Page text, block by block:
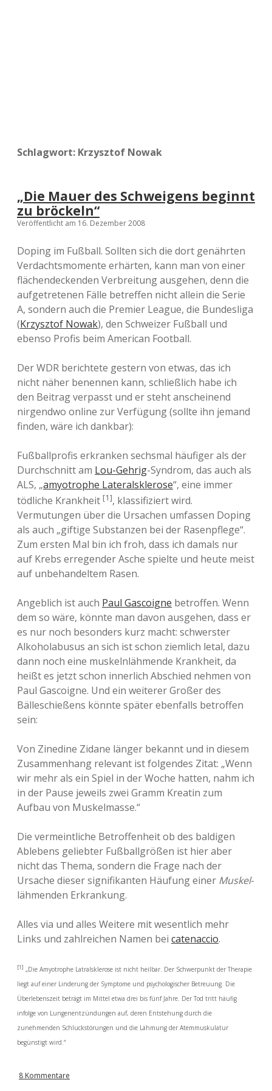
Schlagwort: Krzysztof Nowak
„Die Mauer des Schweigens beginnt
zu bröckeln“
Veröffentlicht am 16. Dezember 2008
Doping im Fußball. Sollten sich die dort genährten
Verdachtsmomente erhärten, kann man von einer
flächendeckenden Verbreitung ausgehen, denn die
aufgetretenen Fälle betreffen nicht allein die Serie
A, sondern auch die Premier League, die Bundesliga
(Krzysztof Nowak), den Schweizer Fußball und
ebenso Profis beim American Football.
Der WDR berichtete gestern von etwas, das ich
nicht näher benennen kann, schließlich habe ich
den Beitrag verpasst und er steht anscheinend
nirgendwo online zur Verfügung (sollte ihn jemand
finden, wäre ich dankbar):
Fußballprofis erkranken sechsmal häufiger als der
Durchschnitt am Lou-Gehrig-Syndrom, das auch als
ALS, „amyotrophe Lateralsklerose“, eine immer
tödliche Krankheit [1], klassifiziert wird.
Vermutungen über die Ursachen umfassen Doping
als auch „giftige Substanzen bei der Rasenpflege“.
Zum ersten Mal bin ich froh, dass ich damals nur
auf Krebs erregender Asche spielte und heute meist
auf unbehandeltem Rasen.
Angeblich ist auch Paul Gascoigne betroffen. Wenn
dem so wäre, könnte man davon ausgehen, dass er
es nur noch besonders kurz macht: schwerster
Alkoholabusus an sich ist schon ziemlich letal, dazu
dann noch eine muskelnlähmende Krankheit, da
heißt es jetzt schon innerlich Abschied nehmen von
Paul Gascoigne. Und ein weiterer Großer des
Bälleschießens könnte später ebenfalls betroffen
sein:
Von Zinedine Zidane länger bekannt und in diesem
Zusammenhang relevant ist folgendes Zitat: „Wenn
wir mehr als ein Spiel in der Woche hatten, nahm ich
in der Pause jeweils zwei Gramm Kreatin zum
Aufbau von Muskelmasse.“
Die vermeintliche Betroffenheit ob des baldigen
Ablebens geliebter Fußballgrößen ist hier aber
nicht das Thema, sondern die Frage nach der
Ursache dieser signifikanten Häufung einer Muskel-
lähmenden Erkrankung.
Alles via und alles Weitere mit wesentlich mehr
Links und zahlreichen Namen bei catenaccio.
[1] „Die Amyotrophe Latralsklerose ist nicht heilbar. Der Schwerpunkt der Therapie
liegt auf einer Linderung der Symptome und psychologischer Betreuung. Die
Überlebenszeit beträgt im Mittel etwa drei bis fünf Jahre. Der Tod tritt häufig
infolge von Lungenentzündungen auf, deren Entstehung durch die
zunehmenden Schluckstörungen und die Lähmung der Atemmuskulatur
begünstigt wird.“
8 Kommentare